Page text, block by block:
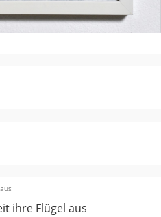
ihre Flügel aus